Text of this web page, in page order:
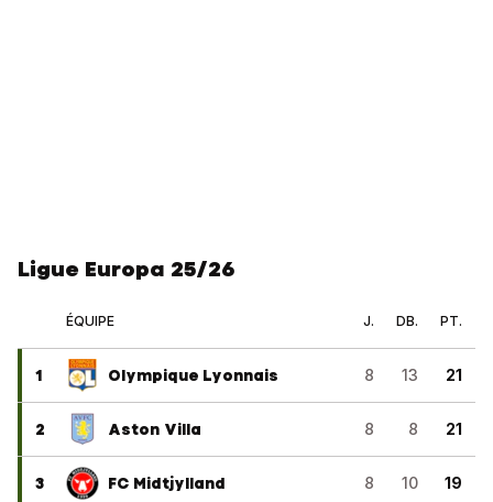
Ligue Europa 25/26
ÉQUIPE J. DB. PT.
1 Olympique Lyonnais 8 13 21
2 Aston Villa 8 8 21
3 FC Midtjylland 8 10 19